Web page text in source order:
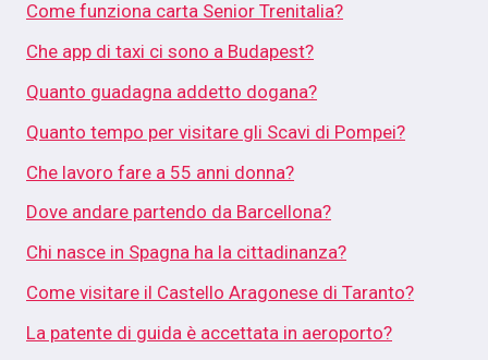
Come funziona carta Senior Trenitalia?
Che app di taxi ci sono a Budapest?
Quanto guadagna addetto dogana?
Quanto tempo per visitare gli Scavi di Pompei?
Che lavoro fare a 55 anni donna?
Dove andare partendo da Barcellona?
Chi nasce in Spagna ha la cittadinanza?
Come visitare il Castello Aragonese di Taranto?
La patente di guida è accettata in aeroporto?